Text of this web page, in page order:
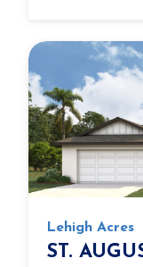
Lehigh Acres
ST.